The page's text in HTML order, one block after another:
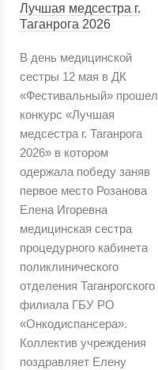
Лучшая медсестра г.
Таганрога 2026
В день медицинской
сестры 12 мая в ДК
«Фестивальный» прошел
конкурс «Лучшая
медсестра г. Таганрога
2026» в котором
одержала победу заняв
первое место Розанова
Елена Игоревна
медицинская сестра
процедурного кабинета
поликлинического
отделения Таганрогского
филиала ГБУ РО
«Онкодиспансера».
Коллектив учреждения
поздравляет Елену